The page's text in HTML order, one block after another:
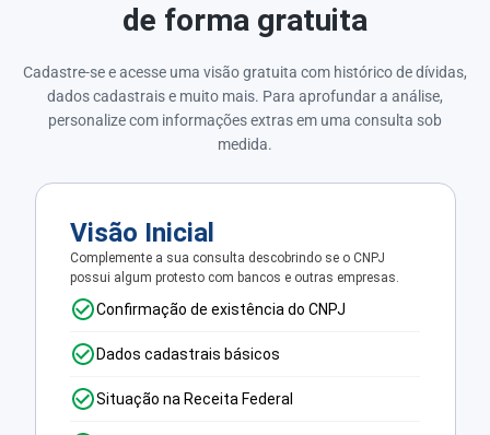
de forma gratuita
Cadastre-se e acesse uma visão gratuita com histórico de dívidas,
dados cadastrais e muito mais. Para aprofundar a análise,
personalize com informações extras em uma consulta sob
medida.
Visão Inicial
Complemente a sua consulta descobrindo se o CNPJ
possui algum protesto com bancos e outras empresas.
Confirmação de existência do CNPJ
Dados cadastrais básicos
Situação na Receita Federal